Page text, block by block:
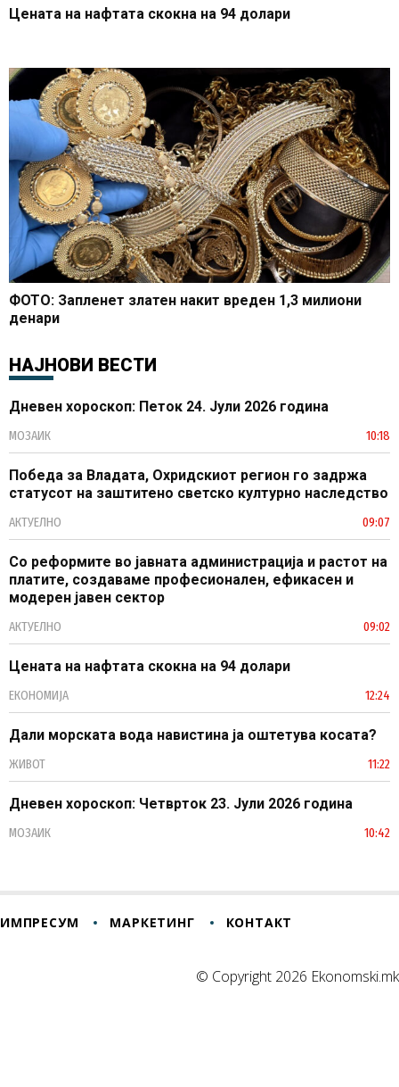
Цената на нафтата скокна на 94 долари
ФОТО: Запленет златен накит вреден 1,3 милиони
денари
НАЈНОВИ ВЕСТИ
Дневен хороскоп: Петок 24. Јули 2026 година
МОЗАИК 10:18
Победа за Владата, Охридскиот регион го задржа
статусот на заштитено светско културно наследство
АКТУЕЛНО 09:07
Со реформите во јавната администрација и растот на
платите, создаваме професионален, ефикасен и
модерен јавен сектор
АКТУЕЛНО 09:02
Цената на нафтата скокна на 94 долари
ЕКОНОМИЈА 12:24
Дали морската вода навистина ја оштетува косата?
ЖИВОТ 11:22
Дневен хороскоп: Четврток 23. Јули 2026 година
МОЗАИК 10:42
ИМПРЕСУМ МАРКЕТИНГ КОНТАКТ
© Copyright 2026 Ekonomski.mk